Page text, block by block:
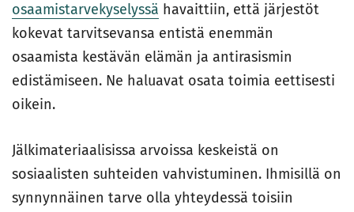
osaamistarvekyselyssä havaittiin, että järjestöt
kokevat tarvitsevansa entistä enemmän
osaamista kestävän elämän ja antirasismin
edistämiseen. Ne haluavat osata toimia eettisesti
oikein.
Jälkimateriaalisissa arvoissa keskeistä on
sosiaalisten suhteiden vahvistuminen. Ihmisillä on
synnynnäinen tarve olla yhteydessä toisiin